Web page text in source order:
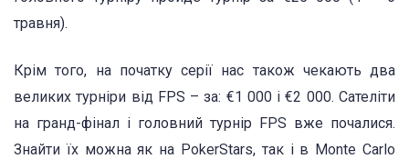
травня).
Крім того, на початку серії нас також чекають два
великих турніри від FPS – за: €1 000 і €2 000. Сателіти
на гранд-фінал і головний турнір FPS вже почалися.
Знайти їх можна як на PokerStars, так і в Monte Carlo